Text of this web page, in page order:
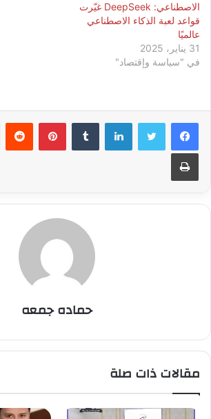
الاصطناعي: DeepSeek غيّرت
قواعد لعبة الذكاء الاصطناعي
عالميًا
31 يناير، 2025
في "سياسة وإقتصاد"
لينكدإن بينتيريست
طباعة
حماده جمعه
مقالات ذات صلة